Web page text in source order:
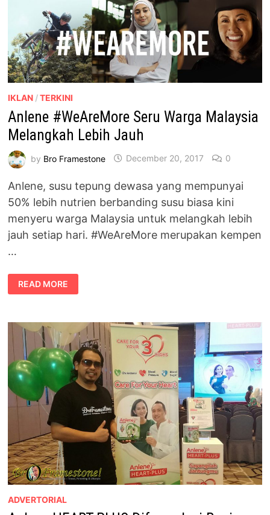
GOLONGAN
DEWASA
PERTENGAHAN
UMUR
IKLAN /TERKINI
Anlene #WeAreMore Seru Warga Malaysia
Melangkah Lebih Jauh
by Bro Framestone December 20, 2017 0
Anlene, susu tepung dewasa yang mempunyai
50% lebih nutrien berbanding susu biasa kini
menyeru warga Malaysia untuk melangkah lebih
jauh setiap hari. #WeAreMore merupakan kempen
…
ANLENE
#WEAREMORE
SERU
MELANGKAH
LEBIH
JAUH
READ MORE
ADVERTORIAL